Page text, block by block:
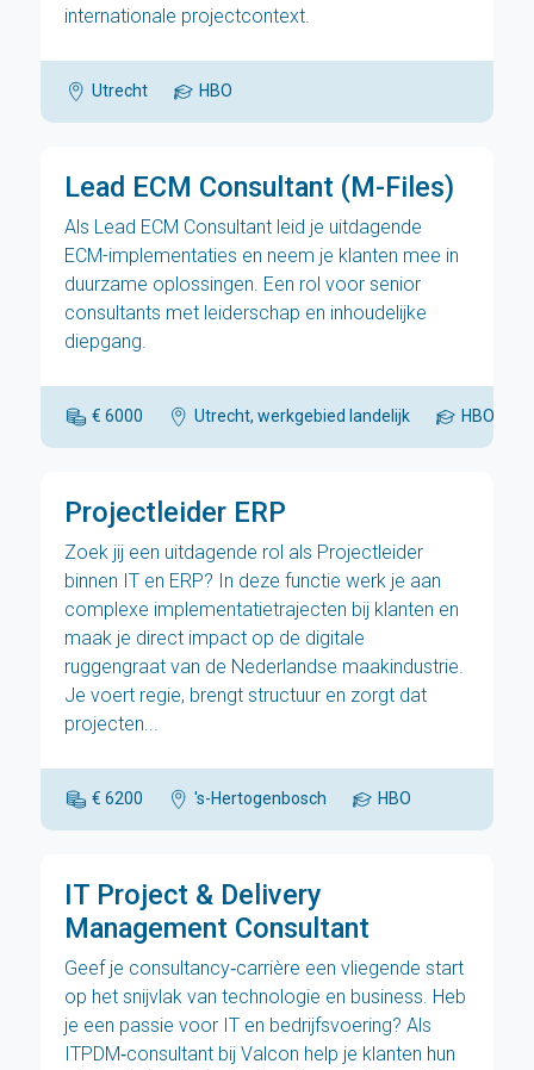
internationale projectcontext.
Utrecht HBO
Lead ECM Consultant (M-Files)
Als Lead ECM Consultant leid je uitdagende
ECM-implementaties en neem je klanten mee in
duurzame oplossingen. Een rol voor senior
consultants met leiderschap en inhoudelijke
diepgang.
€ 6000 Utrecht, werkgebied landelijk HBO
Projectleider ERP
Zoek jij een uitdagende rol als Projectleider
binnen IT en ERP? In deze functie werk je aan
complexe implementatietrajecten bij klanten en
maak je direct impact op de digitale
ruggengraat van de Nederlandse maakindustrie.
Je voert regie, brengt structuur en zorgt dat
projecten...
€ 6200 's-Hertogenbosch HBO
IT Project & Delivery
Management Consultant
Geef je consultancy‑carrière een vliegende start
op het snijvlak van technologie en business. Heb
je een passie voor IT en bedrijfsvoering? Als
ITPDM‑consultant bij Valcon help je klanten hun